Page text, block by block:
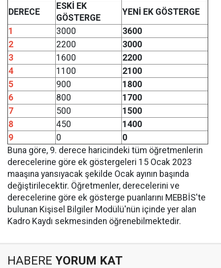
DERECE
ESKİ EK
GÖSTERGE
YENİ EK GÖSTERGE
1
3000
3600
2
2200
3000
3
1600
2200
4
1100
2100
5
900
1800
6
800
1700
7
500
1500
8
450
1400
9
0
0
Buna göre, 9. derece haricindeki tüm öğretmenlerin
derecelerine göre ek göstergeleri 15 Ocak 2023
maaşına yansıyacak şekilde Ocak ayının başında
değiştirilecektir. Öğretmenler, derecelerini ve
derecelerine göre ek gösterge puanlarını MEBBİS'te
bulunan Kişisel Bilgiler Modülü'nün içinde yer alan
Kadro Kaydı sekmesinden öğrenebilmektedir.
HABERE YORUM KAT